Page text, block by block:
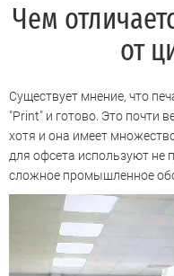
Чем
от
Существует мнение, что
"Print" и готово. Это почти
хотя и она имеет
для офсета используют
сложное промышленное